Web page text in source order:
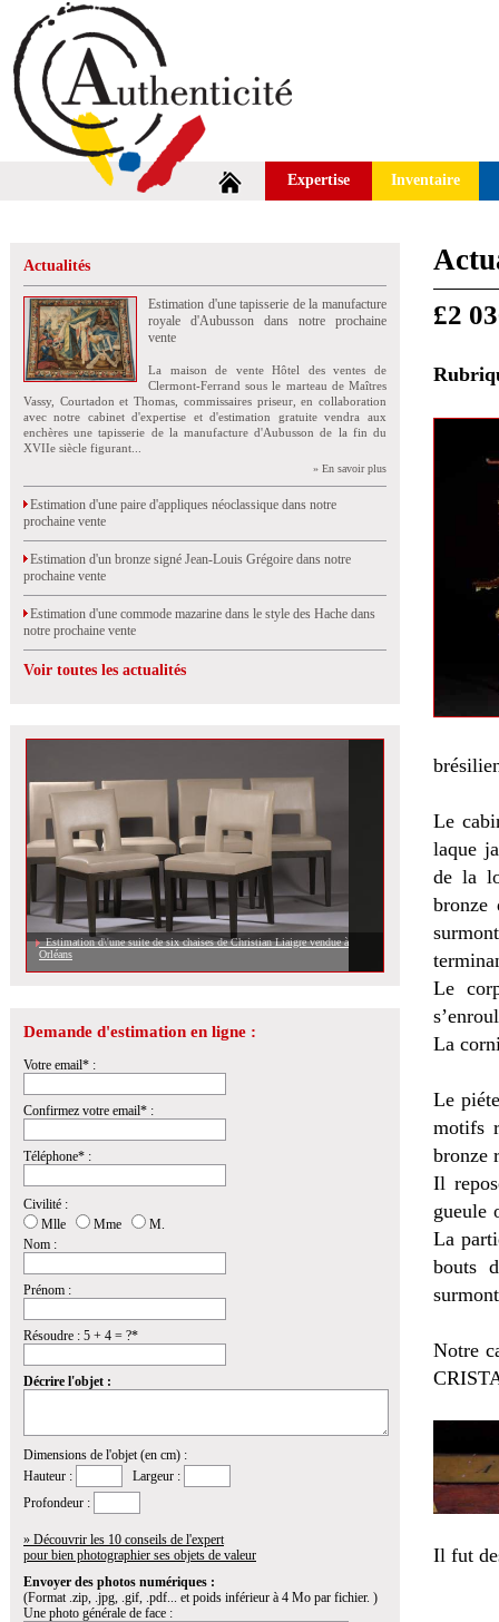
Expertise Inventaire
Actualités
Estimation d'une tapisserie de la manufacture
royale d'Aubusson dans notre prochaine
vente
La maison de vente Hôtel des ventes de
Clermont-Ferrand sous le marteau de Maîtres
Vassy, Courtadon et Thomas, commissaires priseur, en collaboration
avec notre cabinet d'expertise et d'estimation gratuite vendra aux
enchères une tapisserie de la manufacture d'Aubusson de la fin du
XVIIe siècle figurant...
» En savoir plus
Estimation d'une paire d'appliques néoclassique dans notre
prochaine vente
Estimation d'un bronze signé Jean-Louis Grégoire dans notre
prochaine vente
Estimation d'une commode mazarine dans le style des Hache dans
notre prochaine vente
Voir toutes les actualités
Estimation d\'une suite de six chaises de Christian Liaigre vendue à
Orléans
Demande d'estimation en ligne :
Votre email* :
Confirmez votre email* :
Téléphone* :
Civilité :
Mlle
Mme
M.
Nom :
Prénom :
Résoudre : 5 + 4 = ?*
Décrire l'objet :
Dimensions de l'objet (en cm) :
Hauteur :
Largeur :
Profondeur :
» Découvrir les 10 conseils de l'expert
pour bien photographier ses objets de valeur
Envoyer des photos numériques :
(Format .zip, .jpg, .gif, .pdf... et poids inférieur à 4 Mo par fichier. )
Une photo générale de face :
£2
Le
laque
de la
bronze
Le
La
Le
motifs
bronze
Il
gueule
La
bouts
Notre
Il fut